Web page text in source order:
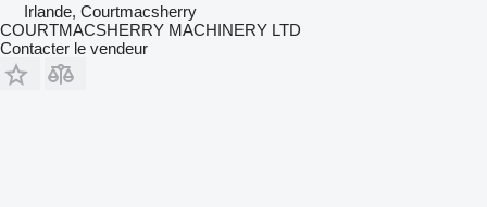
Irlande, Courtmacsherry
COURTMACSHERRY MACHINERY LTD
Contacter le vendeur